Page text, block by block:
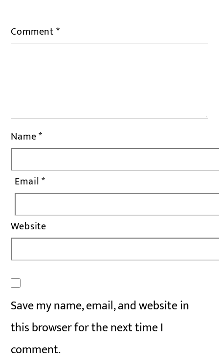
Comment*
Name*
Email*
Website
Save my name, email, and website in
this browser for the next time I
comment.